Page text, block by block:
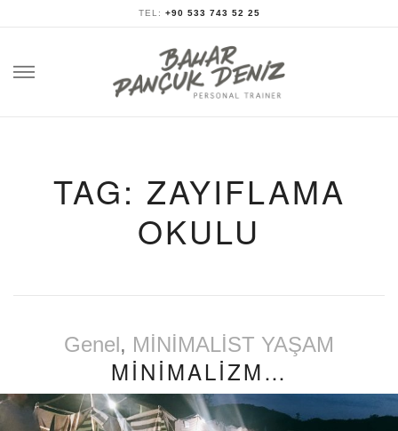
TEL: +90 533 743 52 25
TAG: ZAYIFLAMA
OKULU
Genel, MİNİMALİST YAŞAM
MİNİMALİZM…